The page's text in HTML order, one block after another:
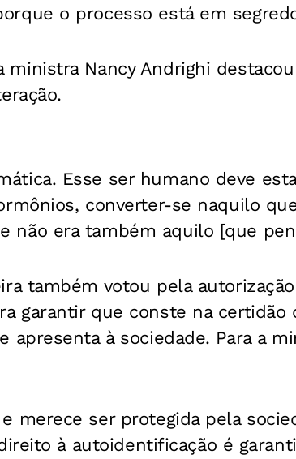
o processo está em
ministra Nancy Andrighi
Esse ser humano deve
converter-se naquilo
não era também aquilo [que
também votou pela
garantir que conste na certidão
apresenta à sociedade. Para a
merece ser protegida pela
à autoidentificação é